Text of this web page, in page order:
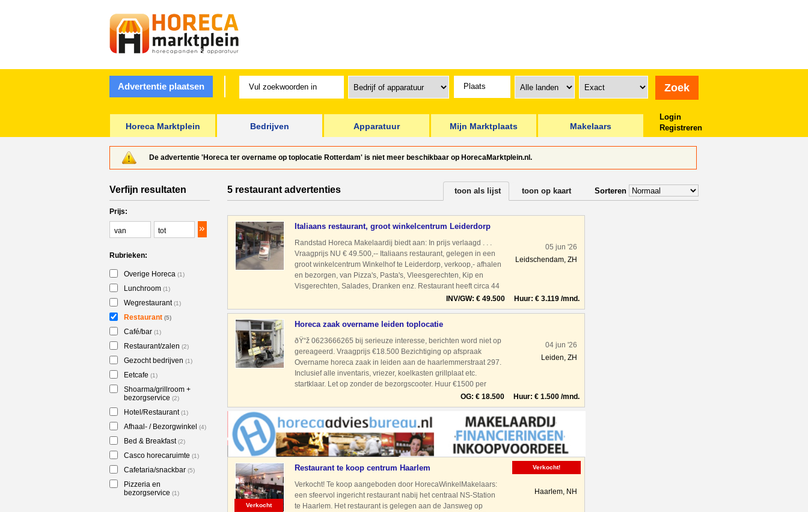
Advertentie plaatsen
Horeca Marktplein Bedrijven Apparatuur Mijn Marktplaats Makelaars
Login
Registreren
De advertentie 'Horeca ter overname op toplocatie Rotterdam' is niet meer beschikbaar op HorecaMarktplein.nl.
Verfijn resultaten
Prijs:
Rubrieken:
Overige Horeca (1)
Lunchroom (1)
Wegrestaurant(1)
Restaurant (5)
Café/bar (1)
Restaurant/zalen (2)
Gezocht bedrijven (1)
Eetcafe (1)
Shoarma/grillroom +
bezorgservice (2)
Hotel/Restaurant(1)
Afhaal- / Bezorgwinkel (4)
Bed & Breakfast(2)
Casco horecaruimte (1)
Cafetaria/snackbar (5)
Pizzeria en
bezorgservice (1)
5 restaurant advertenties Sorteren
toon als lijst toon op kaart
Italiaans restaurant, groot winkelcentrum Leiderdorp
Randstad Horeca Makelaardij biedt aan: In prijs verlaagd . . .
Vraagprijs NU € 49.500,-- Italiaans restaurant, gelegen in een
groot winkelcentrum Winkelhof te Leiderdorp, verkoop,- afhalen
en bezorgen, van Pizza's, Pasta's, Vleesgerechten, Kip en
Visgerechten, Salades, Dranken enz. Restaurant heeft circa 44
05 jun '26
Leidschendam, ZH
INV/GW: € 49.500 Huur: € 3.119 /mnd.
Horeca zaak overname leiden toplocatie
ðŸ“ž 0623666265 bij serieuze interesse, berichten word niet op
gereageerd. Vraagprijs €18.500 Bezichtiging op afspraak
Overname horeca zaak in leiden aan de haarlemmerstraat 297.
Inclusief alle inventaris, vriezer, koelkasten grillplaat etc.
startklaar. Let op zonder de bezorgscooter. Huur €1500 per
04 jun '26
Leiden, ZH
OG: € 18.500 Huur: € 1.500 /mnd.
Verkocht
Restaurant te koop centrum Haarlem
Verkocht! Te koop aangeboden door HorecaWinkelMakelaars:
een sfeervol ingericht restaurant nabij het centraal NS-Station
te Haarlem. Het restaurant is gelegen aan de Jansweg op
Haarlem, NH
Verkocht!